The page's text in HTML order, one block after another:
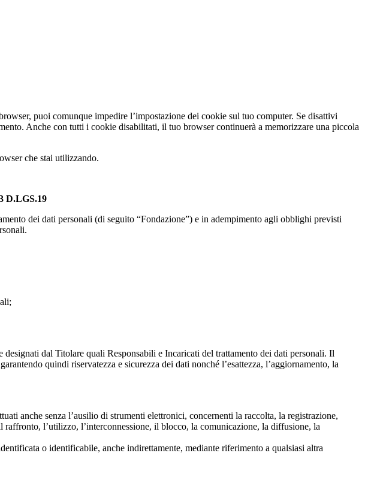
puoi comunque impedire l’impostazione dei cookie sul tuo computer. Se disattivi
Anche con tutti i cookie disabilitati, il tuo browser continuerà a memorizzare una piccola
che stai utilizzando.
D.LGS.19
dei dati personali (di seguito “Fondazione”) e in adempimento agli obblighi previsti
dal Titolare quali Responsabili e Incaricati del trattamento dei dati personali. Il
quindi riservatezza e sicurezza dei dati nonché l’esattezza, l’aggiornamento, la
anche senza l’ausilio di strumenti elettronici, concernenti la raccolta, la registrazione,
l’utilizzo, l’interconnessione, il blocco, la comunicazione, la diffusione, la
o identificabile, anche indirettamente, mediante riferimento a qualsiasi altra